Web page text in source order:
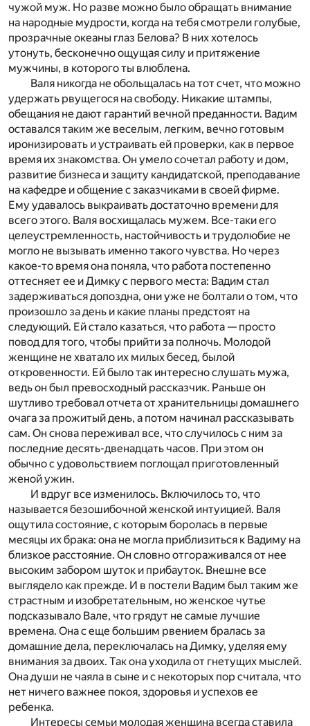
чужой муж. Но разве можно было обращать внимание
на народные мудрости, когда на тебя смотрели голубые,
прозрачные океаны глаз Белова? В них хотелось
утонуть, бесконечно ощущая силу и притяжение
мужчины, в которого ты влюблена.
Валя никогда не обольщалась на тот счет, что можно
удержать рвущегося на свободу. Никакие штампы,
обещания не дают гарантий вечной преданности. Вадим
оставался таким же веселым, легким, вечно готовым
иронизировать и устраивать ей проверки, как в первое
время их знакомства. Он умело сочетал работу и дом,
развитие бизнеса и защиту кандидатской, преподавание
на кафедре и общение с заказчиками в своей фирме.
Ему удавалось выкраивать достаточно времени для
всего этого. Валя восхищалась мужем. Все-таки его
целеустремленность, настойчивость и трудолюбие не
могло не вызывать именно такого чувства. Но через
какое-то время она поняла, что работа постепенно
оттесняет ее и Димку с первого места: Вадим стал
задерживаться допоздна, они уже не болтали о том, что
произошло за день и какие планы предстоят на
следующий. Ей стало казаться, что работа — просто
повод для того, чтобы прийти за полночь. Молодой
женщине не хватало их милых бесед, былой
откровенности. Ей было так интересно слушать мужа,
ведь он был превосходный рассказчик. Раньше он
шутливо требовал отчета от хранительницы домашнего
очага за прожитый день, а потом начинал рассказывать
сам. Он снова переживал все, что случилось с ним за
последние десять-двенадцать часов. При этом он
обычно с удовольствием поглощал приготовленный
женой ужин.
И вдруг все изменилось. Включилось то, что
называется безошибочной женской интуицией. Валя
ощутила состояние, с которым боролась в первые
месяцы их брака: она не могла приблизиться к Вадиму на
близкое расстояние. Он словно отгораживался от нее
высоким забором шуток и прибауток. Внешне все
выглядело как прежде. И в постели Вадим был таким же
страстным и изобретательным, но женское чутье
подсказывало Вале, что грядут не самые лучшие
времена. Она с еще большим рвением бралась за
домашние дела, переключалась на Димку, уделяя ему
внимания за двоих. Так она уходила от гнетущих мыслей.
Она души не чаяла в сыне и с некоторых пор считала, что
нет ничего важнее покоя, здоровья и успехов ее
ребенка.
Интересы семьи молодая женщина всегда ставила